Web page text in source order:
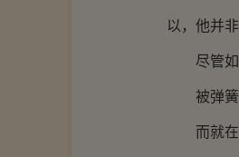
以，他并
尽管如此
被弹簧刀
而就在此